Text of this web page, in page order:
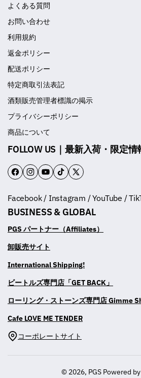
よくある質問
お問い合わせ
利用規約
返金ポリシー
配送ポリシー
特定商取引法表記
酒類販売管理者標識の掲示
プライバシーポリシー
商品について
FOLLOW US｜最新入荷・限定
F
c
e
b
o
k
I
s
t
a
r
a
m
Y
u
T
u
e
T
k
T
o
T
i
t
t
Facebook / Instagram / YouTube /
BUSINESS & GLOBAL
PGS パートナー（Affiliates）
卸販売サイト
International Shipping!
ビートルズ専門店「GET BACK」
ローリング・ストーンズ専門店 Gimme
Cafe LOVE ME TENDER
コーポレートサイト
© 2026, PGS Powered